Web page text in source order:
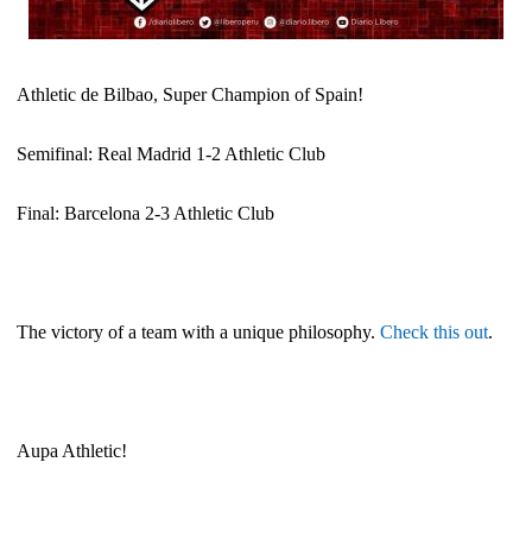
Athletic de Bilbao, Super Champion of Spain!
Semifinal: Real Madrid 1-2 Athletic Club
Final: Barcelona 2-3 Athletic Club
The victory of a team with a unique philosophy. Check this out.
Aupa Athletic!